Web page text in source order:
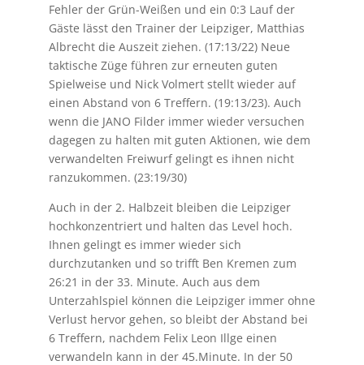
Fehler der Grün-Weißen und ein 0:3 Lauf der
Gäste lässt den Trainer der Leipziger, Matthias
Albrecht die Auszeit ziehen. (17:13/22) Neue
taktische Züge führen zur erneuten guten
Spielweise und Nick Volmert stellt wieder auf
einen Abstand von 6 Treffern. (19:13/23). Auch
wenn die JANO Filder immer wieder versuchen
dagegen zu halten mit guten Aktionen, wie dem
verwandelten Freiwurf gelingt es ihnen nicht
ranzukommen. (23:19/30)
Auch in der 2. Halbzeit bleiben die Leipziger
hochkonzentriert und halten das Level hoch.
Ihnen gelingt es immer wieder sich
durchzutanken und so trifft Ben Kremen zum
26:21 in der 33. Minute. Auch aus dem
Unterzahlspiel können die Leipziger immer ohne
Verlust hervor gehen, so bleibt der Abstand bei
6 Treffern, nachdem Felix Leon Illge einen
verwandeln kann in der 45.Minute. In der 50